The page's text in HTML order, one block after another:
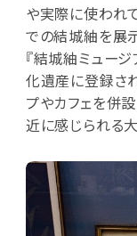
や実際に使われ
での結城紬を展
『結城紬ミュー
化遺産に登録さ
プやカフェを併
近に感じられる